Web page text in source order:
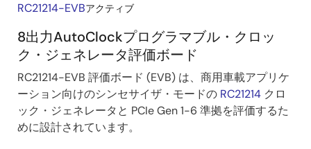
RC21214-EVBアクティブ
8出力AutoClockプログラマブル・クロッ
ク・ジェネレータ評価ボード
RC21214-EVB 評価ボード (EVB) は、商用車載アプリケ
ーション向けのシンセサイザ・モードの RC21214 クロ
ック・ジェネレータと PCIe Gen 1-6 準拠を評価するた
めに設計されています。